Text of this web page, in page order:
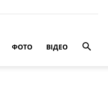
ФОТО ВІДЕО